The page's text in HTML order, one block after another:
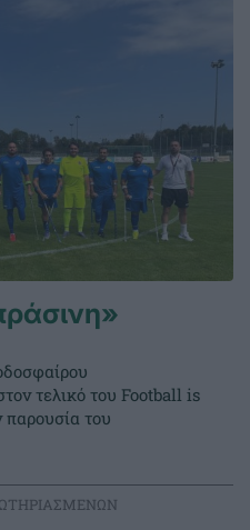
τελικό του Football is
του